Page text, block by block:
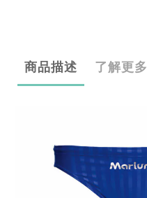
商品描述 了解更多